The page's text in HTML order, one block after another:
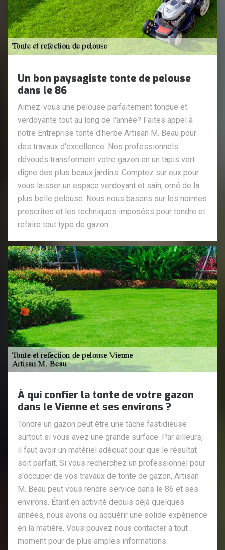
Un bon paysagiste tonte de pelouse
dans le 86
Aimez-vous une pelouse parfaitement tondue et
verdoyante tout au long de l'année? Faites appel à
notre Entreprise tonte d'herbe Artisan M. Beau pour
des travaux d'excellence. Nos professionnels
dévoués transforment votre gazon en un tapis vert
digne des plus beaux jardins. Comptez sur eux pour
vous laisser un espace verdoyant et sain, orné de la
plus belle pelouse. Nous nous basons sur les normes
prescrites et les techniques imposées pour tondre et
refaire tout type de gazon.
À qui confier la tonte de votre gazon
dans le Vienne et ses environs ?
Tondre un gazon peut être une tâche fastidieuse
surtout si vous avez une grande surface. Par ailleurs,
il faut avoir un matériel adéquat pour que le résultat
soit parfait. Si vous recherchez un professionnel pour
s'occuper de vos travaux de tonte de gazon, Artisan
M. Beau peut vous rendre service dans le 86 et ses
environs. Étant en activité depuis déjà quelques
années, nous avons ou acquérir une solide expérience
en la matière. Vous pouvez nous contacter à tout
moment pour de plus amples informations.